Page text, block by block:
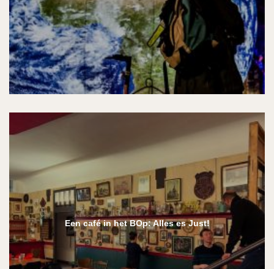
Een café in het BOp: Alles es Just!